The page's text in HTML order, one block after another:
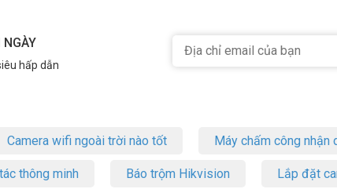
hấp dẫn
Camera wifi ngoài trời nào tốt Máy chấm công nhận
thông minh Báo trộm Hikvision Lắp đặt